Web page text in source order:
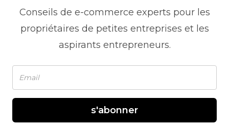
Conseils de e-commerce experts pour les
propriétaires de petites entreprises et les
aspirants entrepreneurs.
s'abonner